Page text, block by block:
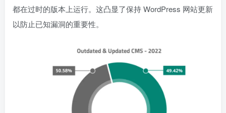
都在过时的版本上运行。这凸显了保持 WordPress 网站更新
以防止已知漏洞的重要性。